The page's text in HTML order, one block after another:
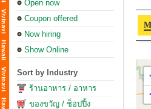
Open now
Coupon offered
Now hiring
Show Online
Sort by Industry
ร้านอาหาร / อาหาร
ของขวัญ / ช็อปปิ้ง